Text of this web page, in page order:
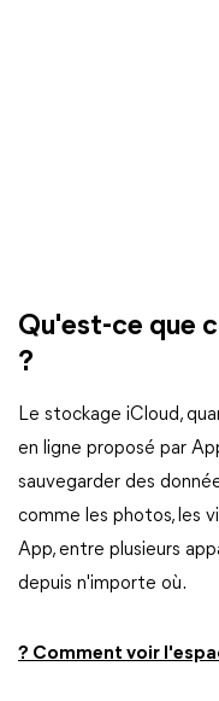
Qu'est-ce que
?
Le stockage iCloud,
en ligne proposé par
sauvegarder des
comme les photos, les
App, entre plusieurs
depuis n'importe où.
? Comment voir